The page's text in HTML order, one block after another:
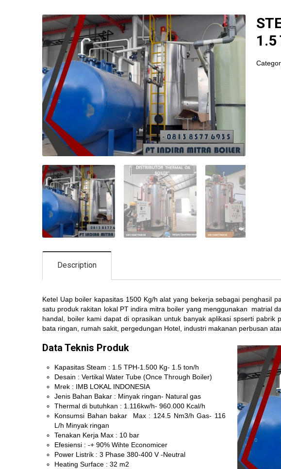
1.5
Description
Ketel Uap boiler kapasitas 1500 Kg/h alat yang bekerja sebagai penghasil
satu produk rakitan lokal PT indira mitra boiler yang menggunakan matrial
handal, boiler kami dapat di oprasikan untuk banyak aplikasi spserti pabrik
bata ringan, rumah sakit, pergedungan Hotel, industri makanan perbusan
Data Teknis Produk
Kapasitas Steam : 1.5 TPH-1.500 Kg- 1.5 ton/h
Desain : Vertikal Water Tube (Once Through Boiler)
Mrek : IMB LOKAL INDONESIA
Jenis Bahan Bakar : Minyak ringan- Natural gas
Thermal di butuhkan : 1.116kw/h- 960.000 Kcal/h
Konsumsi Bahan bakar Max : 124.5 Nm3/h Gas- 116
L/h Minyak ringan
Tenakan Kerja Max : 10 bar
Efesiensi : -+ 90% Wihte Economicer
Power Listrik : 3 Phase 380-400 V -Neutral
Heating Surface : 32 m2